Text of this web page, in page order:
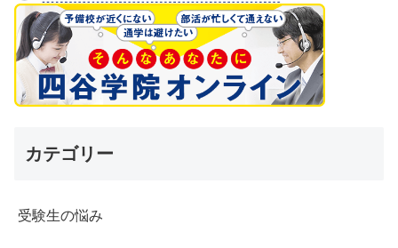
カテゴリー
受験生の悩み